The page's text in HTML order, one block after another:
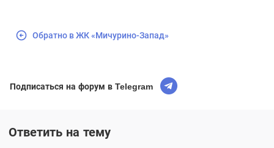
Обратно в ЖК «Мичурино-Запад»
Подписаться на форум в Telegram
Ответить на тему